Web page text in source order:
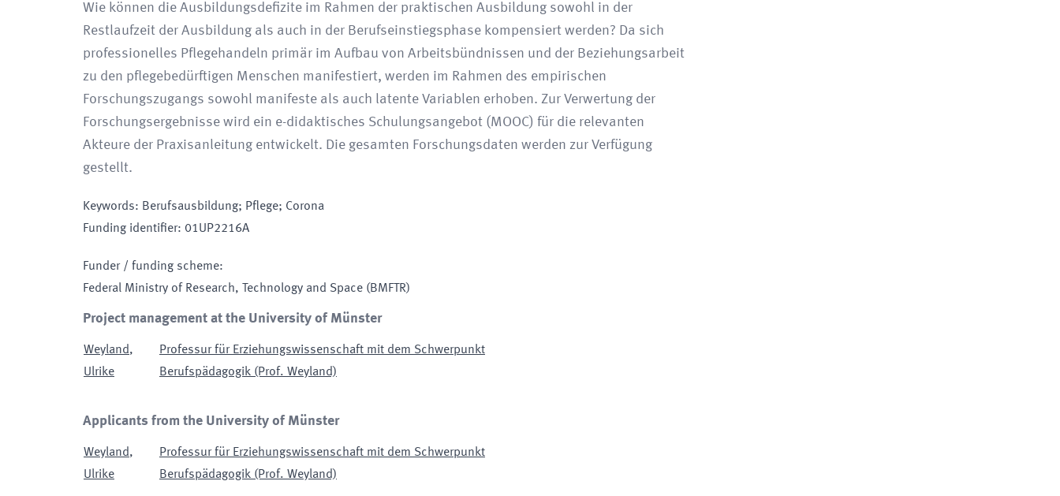
Wie können die Ausbildungsdefizite im Rahmen der praktischen Ausbildung sowohl in der
Restlaufzeit der Ausbildung als auch in der Berufseinstiegsphase kompensiert werden? Da sich
professionelles Pflegehandeln primär im Aufbau von Arbeitsbündnissen und der Beziehungsarbeit
zu den pflegebedürftigen Menschen manifestiert, werden im Rahmen des empirischen
Forschungszugangs sowohl manifeste als auch latente Variablen erhoben. Zur Verwertung der
Forschungsergebnisse wird ein e-didaktisches Schulungsangebot (MOOC) für die relevanten
Akteure der Praxisanleitung entwickelt. Die gesamten Forschungsdaten werden zur Verfügung
gestellt.
Keywords: Berufsausbildung; Pflege; Corona
Funding identifier: 01UP2216A
Funder / funding scheme:
Federal Ministry of Research, Technology and Space (BMFTR)
Project management at the University of Münster
Weyland,
Ulrike
Professur für Erziehungswissenschaft mit dem Schwerpunkt
Berufspädagogik (Prof. Weyland)
Applicants from the University of Münster
Weyland,
Ulrike
Professur für Erziehungswissenschaft mit dem Schwerpunkt
Berufspädagogik (Prof. Weyland)